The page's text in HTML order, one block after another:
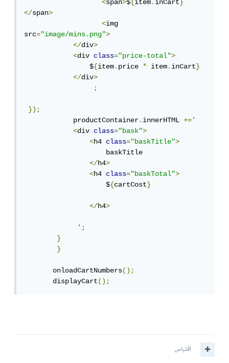
<span>${item.inCart}
</span>
<img
src="image/mins.png">
</div>
<div class="price-total">
                $
{item.price * item.inCart}
</div>
;
});
            productContainer
.innerHTML +='
<div class="bask">
<h4 class="baskTitle">
                    baskTitle
</h4>
<h4 class="baskTotal">
                    $
{cartCost}
</h4>
';
}
}
       onloadCartNumbers
();
       displayCart
();
اقتباس